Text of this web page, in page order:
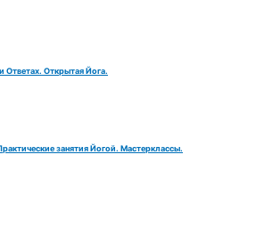
Ответах. Открытая Йога.
занятия Йогой. Мастерклассы.